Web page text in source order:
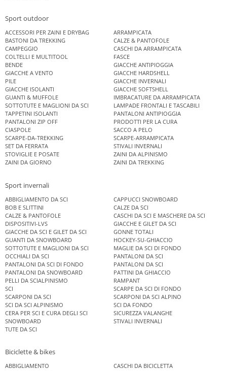
Sport outdoor
ACCESSORI PER ZAINI E DRYBAG
ARRAMPICATA
BASTONI DA TREKKING
CALZE & PANTOFOLE
CAMPEGGIO
CASCHI DA ARRAMPICATA
COLTELLI E MULTITOOL
FASCE
BENDE
GIACCHE ANTIPIOGGIA
GIACCHE A VENTO
GIACCHE HARDSHELL
PILE
GIACCHE INVERNALI
GIACCHE ISOLANTI
GIACCHE SOFTSHELL
GUANTI & MUFFOLE
IMBRACATURE DA ARRAMPICATA
SOTTOTUTE E MAGLIONI DA SCI
LAMPADE FRONTALI E TASCABILI
TAPPETINI ISOLANTI
PANTALONI ANTIPIOGGIA
PANTALONI ZIP OFF
PRODOTTI PER LA CURA
CIASPOLE
SACCO A PELO
SCARPE-DA-TREKKING
SCARPE-ARRAMPICATA
SET DA FERRATA
STIVALI INVERNALI
STOVIGLIE E POSATE
ZAINI DA ALPINISMO
ZAINI DA GIORNO
ZAINI DA TREKKING
Sport invernali
ABBIGLIAMENTO DA SCI
CAPPUCCI SNOWBOARD
BOB E SLITTINI
CALZE DA SCI
CALZE & PANTOFOLE
CASCHI DA SCI E MASCHERE DA SCI
DISPOSITIVI-LVS
GIACCHE E GILET DA SCI
GIACCHE DA SCI E GILET DA SCI
GONNE TOTALI
GUANTI DA SNOWBOARD
HOCKEY-SU-GHIACCIO
SOTTOTUTE E MAGLIONI DA SCI
MAGLIE DA SCI DI FONDO
OCCHIALI DA SCI
PANTALONI DA SCI
PANTALONI DA SCI DI FONDO
PANTALONI DA SCI
PANTALONI DA SNOWBOARD
PATTINI DA GHIACCIO
PELLI DA SCIALPINISMO
RAMPANT
SCI
SCARPE DA SCI DI FONDO
SCARPONI DA SCI
SCARPONI DA SCI ALPINO
SCI DA SCI ALPINISMO
SCI DA FONDO
CERA PER SCI E CURA DEGLI SCI
SICUREZZA VALANGHE
SNOWBOARD
STIVALI INVERNALI
TUTE DA SCI
Biciclette & bikes
ABBIGLIAMENTO
CASCHI DA BICICLETTA